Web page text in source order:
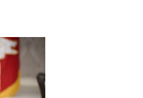
SLEDUJTE NÁS NA